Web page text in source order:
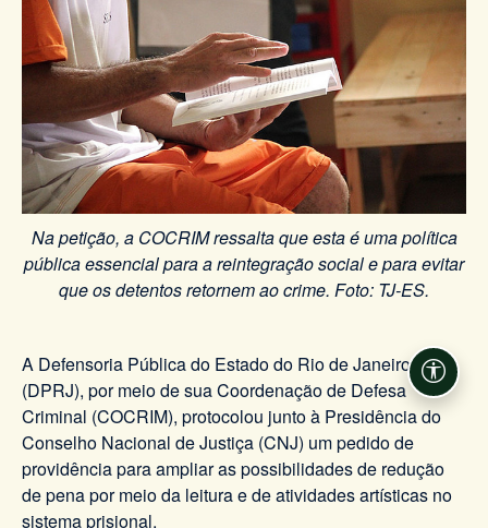
Na petição, a COCRIM ressalta que esta é uma política
pública essencial para a reintegração social e para evitar
que os detentos retornem ao crime. Foto: TJ-ES.
A Defensoria Pública do Estado do Rio de Janeiro
(DPRJ), por meio de sua Coordenação de Defesa
Criminal (COCRIM), protocolou junto à Presidência do
Conselho Nacional de Justiça (CNJ) um pedido de
providência para ampliar as possibilidades de redução
de pena por meio da leitura e de atividades artísticas no
sistema prisional.